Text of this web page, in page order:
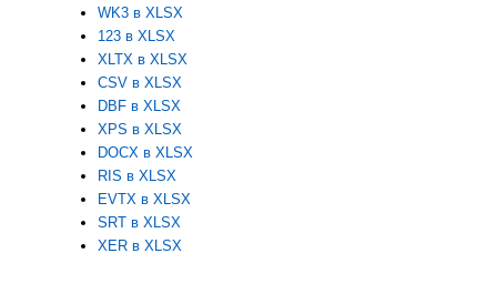
WK3 в XLSX
123 в XLSX
XLTX в XLSX
CSV в XLSX
DBF в XLSX
XPS в XLSX
DOCX в XLSX
RIS в XLSX
EVTX в XLSX
SRT в XLSX
XER в XLSX